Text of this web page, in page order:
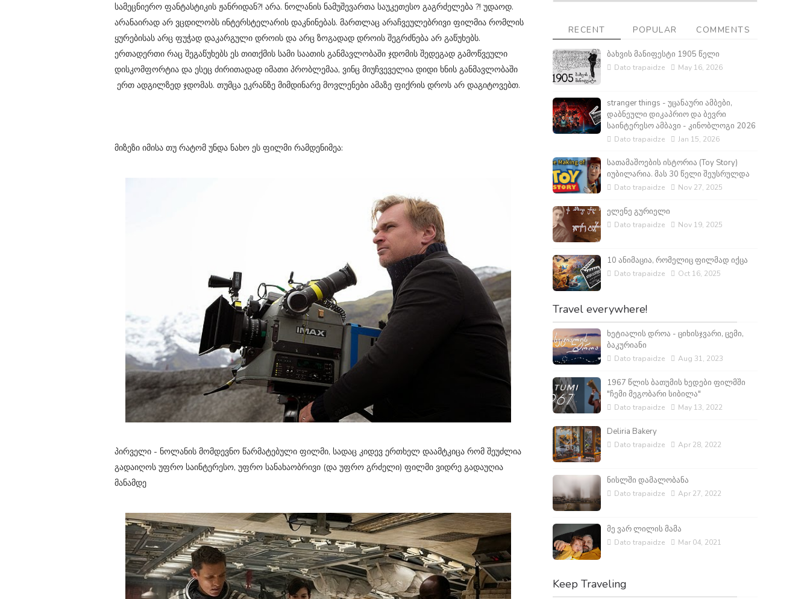
სამეცნიერო ფანტასტიკის ჟანრიდან?! არა. ნოლანის ნამუშევართა საუკეთესო გაგრძელება ?! უდაოდ.
არანაირად არ ვცდილობს ინტერსტელარის დაკნინებას. მართლაც არაჩვეულებრივი ფილმია რომლის
ყურებისას არც ფუჭად დაკარგული დროის და არც ზოგადად დროის შეგრძნება არ გაწუხებს.
ერთადერთი რაც შეგაწუხებს ეს თითქმის სამი საათის განმავლობაში ჯდომის შედეგად გამოწვეული
დისკომფორტია და ესეც ძირითადად იმათი პრობლემაა, ვინც მიუჩვეველია დიდი ხნის განმავლობაში
ერთ ადგილზედ ჯდომას. თუმცა ეკრანზე მიმდინარე მოვლენები ამაზე ფიქრის დროს არ დაგიტოვებთ.
მიზეზი იმისა თუ რატომ უნდა ნახო ეს ფილმი რამდენიმეა:
პირველი - ნოლანის მომდევნო წარმატებული ფილმი, სადაც კიდევ ერთხელ დაამტკიცა რომ შეუძლია
გადაიღოს უფრო საინტერესო, უფრო სანახაობრივი (და უფრო გრძელი) ფილმი ვიდრე გადაუღია
მანამდე
RECENT POPULAR COMMENTS
ბახვის მანიფესტი 1905 წელი
Dato trapaidze May 16, 2026
stranger things - უცანაური ამბები,
დაბნეული დიკაპრიო და ბევრი
საინტერესო ამბავი - კინობლოგი 2026
Dato trapaidze Jan 15, 2026
სათამაშოების ისტორია (Toy Story)
იუბილარია. მას 30 წელი შეუსრულდა
Dato trapaidze Nov 27, 2025
ელენე გურიელი
Dato trapaidze Nov 19, 2025
10 ანიმაცია, რომელიც ფილმად იქცა
Dato trapaidze Oct 16, 2025
Travel everywhere!
ხეტიალის დროა - ციხისჯვარი, ცემი,
ბაკურიანი
Dato trapaidze Aug 31, 2023
1967 წლის ბათუმის ხედები ფილმში
"ჩემი მეგობარი სიბილა"
Dato trapaidze May 13, 2022
Deliria Bakery
Dato trapaidze Apr 28, 2022
ნისლში დამალობანა
Dato trapaidze Apr 27, 2022
მე ვარ ლილის მამა
Dato trapaidze Mar 04, 2021
Keep Traveling